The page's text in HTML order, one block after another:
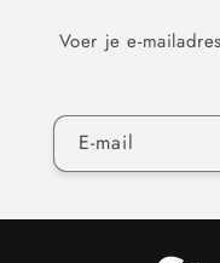
Voer je e-
E‑mail